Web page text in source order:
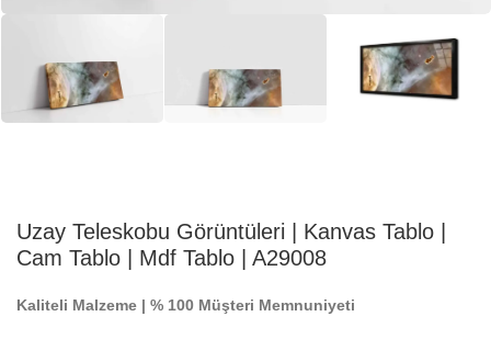
Uzay Teleskobu Görüntüleri | Kanvas Tablo |
Cam Tablo | Mdf Tablo | A29008
Kaliteli Malzeme | % 100 Müşteri Memnuniyeti